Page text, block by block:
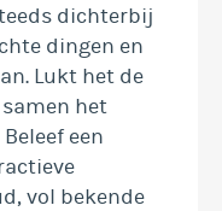
dichterbij
dingen en
Lukt het de
het
een
vol bekende